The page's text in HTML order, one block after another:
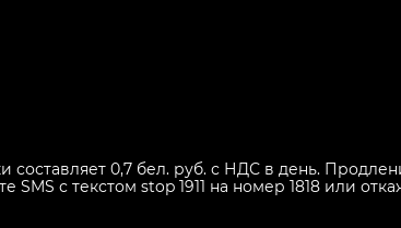
составляет 0,7 бел. руб. с НДС в день.
с текстом stop 1911 на номер 1818 или